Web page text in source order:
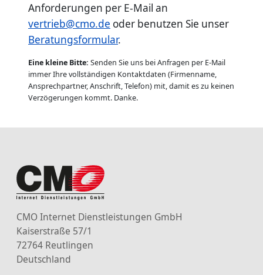
Anforderungen per E-Mail an
vertrieb@cmo.de oder benutzen Sie unser
Beratungsformular.
Eine kleine Bitte: Senden Sie uns bei Anfragen per E-Mail
immer Ihre vollständigen Kontaktdaten (Firmenname,
Ansprechpartner, Anschrift, Telefon) mit, damit es zu keinen
Verzögerungen kommt. Danke.
CMO Internet Dienstleistungen GmbH
Kaiserstraße 57/1
72764 Reutlingen
Deutschland